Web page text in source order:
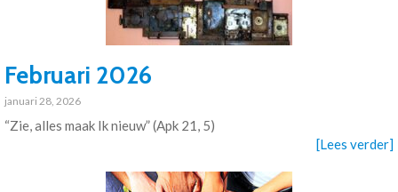
Februari 2026
januari 28, 2026
“Zie, alles maak Ik nieuw” (Apk 21, 5)
[Lees verder]